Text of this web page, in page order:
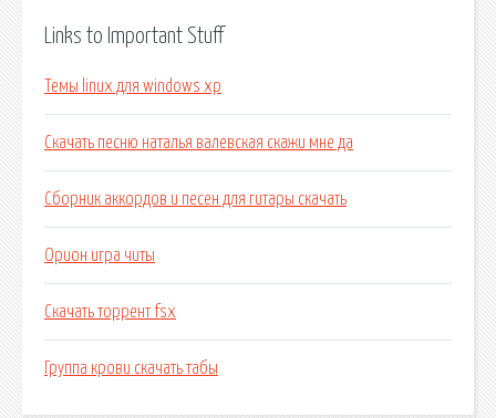
Links to Important Stuff
Темы linux для windows xp
Скачать песню наталья валевская скажи мне да
Сборник аккордов и песен для гитары скачать
Орион игра читы
Скачать торрент fsx
Группа крови скачать табы